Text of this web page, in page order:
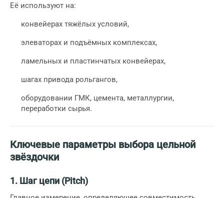
Её используют на:
конвейерах тяжёлых условий,
элеваторах и подъёмных комплексах,
ламельных и пластинчатых конвейерах,
шагах привода рольгангов,
оборудовании ГМК, цемента, металлургии,
переработки сырья.
Ключевые параметры выбора цельной
звёздочки
1. Шаг цепи (Pitch)